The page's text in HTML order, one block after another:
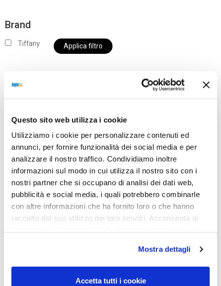
Questo sito web utilizza i cookie
Utilizziamo i cookie per personalizzare contenuti ed
annunci, per fornire funzionalità dei social media e per
analizzare il nostro traffico. Condividiamo inoltre
informazioni sul modo in cui utilizza il nostro sito con i
nostri partner che si occupano di analisi dei dati web,
pubblicità e social media, i quali potrebbero combinarle
con altre informazioni che ha fornito loro o che hanno
raccolto dal suo utilizzo dei loro servizi. Acconsenta ai
Mostra dettagli
Accetta tutti i cookie
Brand
Tiffany Applica filtro
nostro negozio non saranno disponibili per la
da OTTICA DIOPTER
Showing the single result
Sold out